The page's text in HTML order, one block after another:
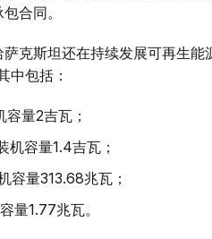
合同。
克斯坦还在持续发展可再生能
中包括：
量2吉瓦；
容量1.4吉瓦；
容量313.68兆瓦；
量1.77兆瓦。